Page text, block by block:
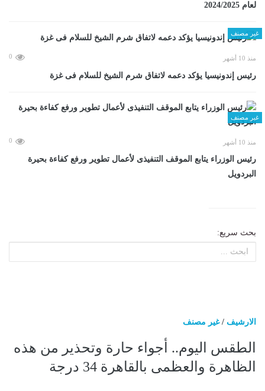
لعام 2024/2025
غير مصنف
منذ 10 أشهر 0
رئيس إندونيسيا يؤكد دعمه لاتفاق شرم الشيخ للسلام فى غزة
غير مصنف
منذ 10 أشهر 0
رئيس الوزراء يتابع الموقف التنفيذى لأعمال تطوير ورفع كفاءة بحيرة
البردويل
بحث سريع:
الارشيف /غير مصنف
الطقس اليوم.. أجواء حارة وتحذير من هذه
الظاهرة والعظمى بالقاهرة 34 درجة